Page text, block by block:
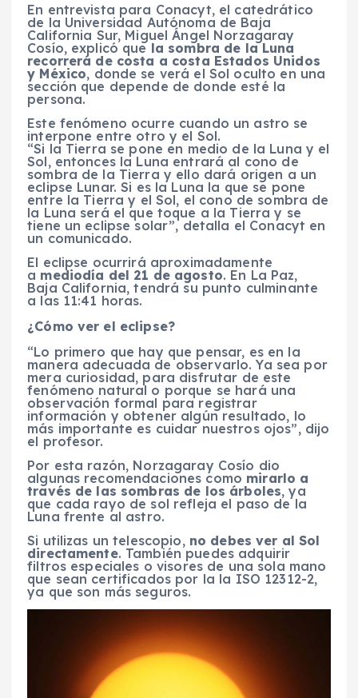
En entrevista para Conacyt, el catedrático
de la Universidad Autónoma de Baja
California Sur, Miguel Ángel Norzagaray
Cosío, explicó que la sombra de la Luna
recorrerá de costa a costa Estados Unidos
y México, donde se verá el Sol oculto en una
sección que depende de donde esté la
persona.
Este fenómeno ocurre cuando un astro se
interpone entre otro y el Sol.
“Si la Tierra se pone en medio de la Luna y el
Sol, entonces la Luna entrará al cono de
sombra de la Tierra y ello dará origen a un
eclipse Lunar. Si es la Luna la que se pone
entre la Tierra y el Sol, el cono de sombra de
la Luna será el que toque a la Tierra y se
tiene un eclipse solar”, detalla el Conacyt en
un comunicado.
El eclipse ocurrirá aproximadamente
a mediodía del 21 de agosto. En La Paz,
Baja California, tendrá su punto culminante
a las 11:41 horas.
¿Cómo ver el eclipse?
“Lo primero que hay que pensar, es en la
manera adecuada de observarlo. Ya sea por
mera curiosidad, para disfrutar de este
fenómeno natural o porque se hará una
observación formal para registrar
información y obtener algún resultado, lo
más importante es cuidar nuestros ojos”, dijo
el profesor.
Por esta razón, Norzagaray Cosío dio
algunas recomendaciones como mirarlo a
través de las sombras de los árboles, ya
que cada rayo de sol refleja el paso de la
Luna frente al astro.
Si utilizas un telescopio, no debes ver al Sol
directamente. También puedes adquirir
filtros especiales o visores de una sola mano
que sean certificados por la la ISO 12312-2,
ya que son más seguros.